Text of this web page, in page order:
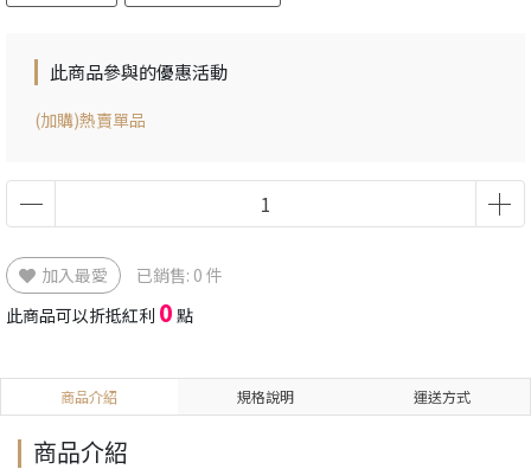
此商品參與的優惠活動
(加購)熱賣單品
加入最愛
已銷售: 0 件
此商品可以折抵紅利 0 點
商品介紹 規格說明 運送方式
商品介紹